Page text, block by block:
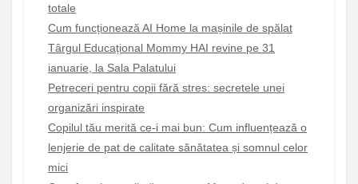
totale
Cum funcționează AI Home la mașinile de spălat
Târgul Educațional Mommy HAI revine pe 31
ianuarie, la Sala Palatului
Petreceri pentru copii fără stres: secretele unei
organizări inspirate
Copilul tău merită ce-i mai bun: Cum influențează o
lenjerie de pat de calitate sănătatea și somnul celor
mici